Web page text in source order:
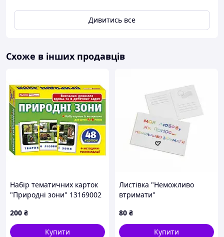
Дивитись все
Схоже в інших продавців
Набір тематичних карток
"Природні зони" 13169002
200 ₴
Купити
Листівка "Неможливо
втримати"
80 ₴
Купити